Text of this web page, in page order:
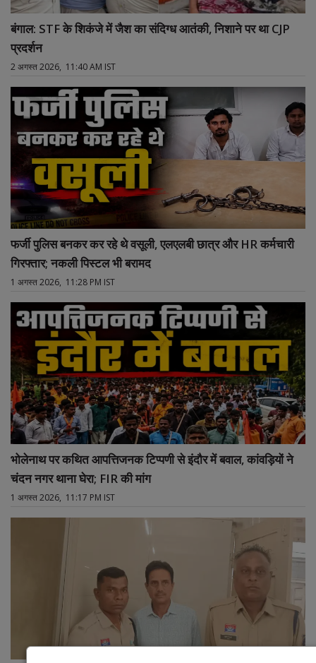
बंगाल: STF के शिकंजे में जैश का संदिग्ध आतंकी, निशाने पर था CJP
प्रदर्शन
2 अगस्त 2026, 11:40 AM IST
फर्जी पुलिस बनकर कर रहे थे वसूली, एलएलबी छात्र और HR कर्मचारी
गिरफ्तार; नकली पिस्टल भी बरामद
1 अगस्त 2026, 11:28 PM IST
भोलेनाथ पर कथित आपत्तिजनक टिप्पणी से इंदौर में बवाल, कांवड़ियों ने
चंदन नगर थाना घेरा; FIR की मांग
1 अगस्त 2026, 11:17 PM IST